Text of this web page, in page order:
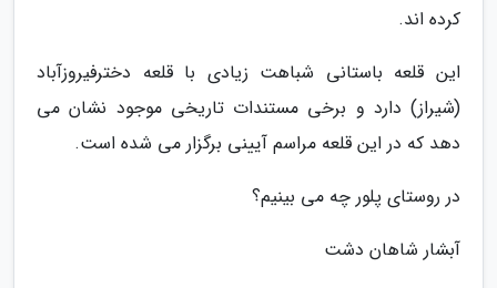
کرده اند.
این قلعه باستانی شباهت زیادی با قلعه دخترفیروزآباد
(شیراز) دارد و برخی مستندات تاریخی موجود نشان می
دهد که در این قلعه مراسم آیینی برگزار می شده است.
در روستای پلور چه می بینیم؟
آبشار شاهان دشت